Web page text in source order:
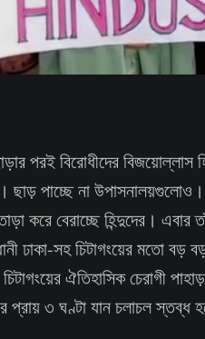
পরই বিরোধীদের বিজয়োল্লাস
ছাড় পাচ্ছে না উপাসনালয়গুলোও।
করে বেরাচ্ছে হিন্দুদের। এবার
ঢাকা-সহ চিটাগংয়ের মতো বড়
ঐতিহাসিক চেরাগী
৩ ঘণ্টা যান চলাচল স্তব্ধ